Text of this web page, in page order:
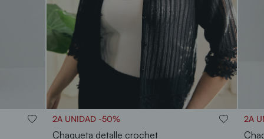
2A UNIDAD -50%
Chaqueta detalle crochet
2A